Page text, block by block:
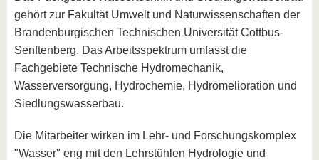
gehört zur Fakultät Umwelt und Naturwissenschaften der
Brandenburgischen Technischen Universität Cottbus-
Senftenberg. Das Arbeitsspektrum umfasst die
Fachgebiete Technische Hydromechanik,
Wasserversorgung, Hydrochemie, Hydromelioration und
Siedlungswasserbau.
Die Mitarbeiter wirken im Lehr- und Forschungskomplex
"Wasser" eng mit den Lehrstühlen Hydrologie und